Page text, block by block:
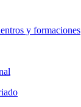
y formaciones